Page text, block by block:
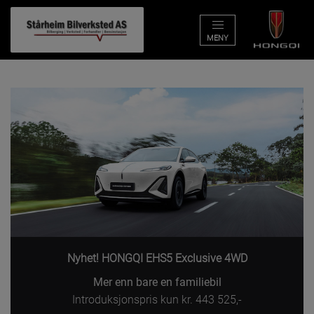
MENY
VERKSTED
TIPS OG RÅD
BRUKTBILER
FOR EIERE
KONTAKT
BESTILL VERKSTEDTIME
Kampanjer
Nyhet! HONGQI EHS5 Exclusive 4WD
Mer enn bare en familiebil
Introduksjonspris kun kr. 443 525,-